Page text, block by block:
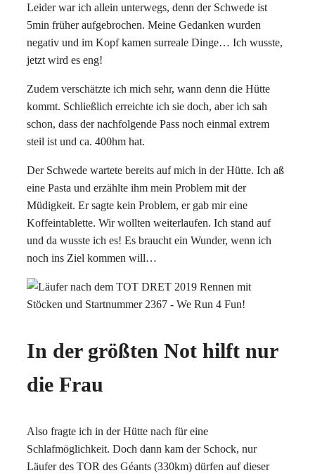
Leider war ich allein unterwegs, denn der Schwede ist
5min früher aufgebrochen. Meine Gedanken wurden
negativ und im Kopf kamen surreale Dinge… Ich wusste,
jetzt wird es eng!
Zudem verschätzte ich mich sehr, wann denn die Hütte
kommt. Schließlich erreichte ich sie doch, aber ich sah
schon, dass der nachfolgende Pass noch einmal extrem
steil ist und ca. 400hm hat.
Der Schwede wartete bereits auf mich in der Hütte. Ich aß
eine Pasta und erzählte ihm mein Problem mit der
Müdigkeit. Er sagte kein Problem, er gab mir eine
Koffeintablette. Wir wollten weiterlaufen. Ich stand auf
und da wusste ich es! Es braucht ein Wunder, wenn ich
noch ins Ziel kommen will…
In der größten Not hilft nur
die Frau
Also fragte ich in der Hütte nach für eine
Schlafmöglichkeit. Doch dann kam der Schock, nur
Läufer des TOR des Géants (330km) dürfen auf dieser